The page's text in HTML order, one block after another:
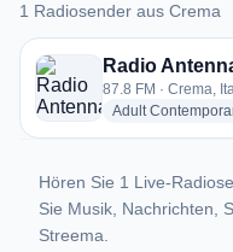
1 Radiosender aus Crema
1 Radiosender aus Crema
Radio
87.8 FM · Crema,
Adult
Hören Sie 1 Live-
Sie Musik, Nachrichten,
Streema.